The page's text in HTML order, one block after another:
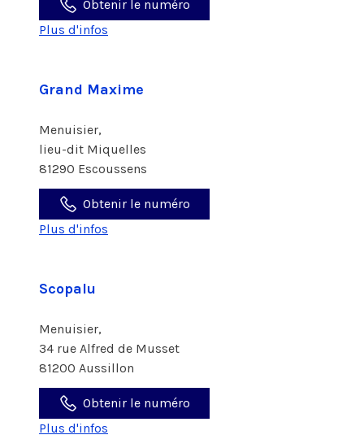
Obtenir le numéro
Plus d'infos
Grand Maxime
Menuisier,
lieu-dit Miquelles
81290 Escoussens
Obtenir le numéro
Plus d'infos
Scopalu
Menuisier,
34 rue Alfred de Musset
81200 Aussillon
Obtenir le numéro
Plus d'infos